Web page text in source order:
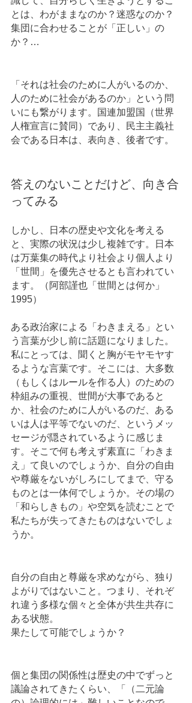
とは、わがままなのか？迷惑なのか？
集団に合わせることが「正しい」の
か？…
「それは社会のために人がいるのか、
人のために社会があるのか」という問
いにも繋がります。国連加盟国（世界
人権宣言に賛同）であり、民主主義社
会である日本は、表向き、後者です。
答えのないことだけど、向き合
ってみる
しかし、日本の歴史や文化を考える
と、実際の状況は少し複雑です。日本
は万葉集の時代より社会より個人より
「世間」を優先させるとも言われてい
ます。（阿部謹也「世間とは何か」
1995）
ある政治家による「わきまえる」とい
う言葉が少し前に話題になりました。
私にとっては、聞くと胸がモヤモヤす
るような言葉です。そこには、大多数
（もしくはルールを作る人）のための
枠組みの重視、世間が大事であると
か、社会のために人がいるのだ、ある
いは人は平等でないのだ、というメッ
セージが隠されているように感じま
す。そこで何も考えず素直に「わきま
え」て良いのでしょうか、自分の自由
や尊厳をないがしろにしてまで、守る
ものとは一体何でしょうか。その場の
「和らしきもの」や空気を読むことで
私たちが失ってきたものはないでしょ
うか。
自分の自由と尊厳を求めながら、独り
よがりではないこと。つまり、それぞ
れ違う多様な個々と全体が共生共存に
ある状態。
果たして可能でしょうか？
個と集団の関係性は歴史の中でずっと
議論されてきたくらい、「（二元論